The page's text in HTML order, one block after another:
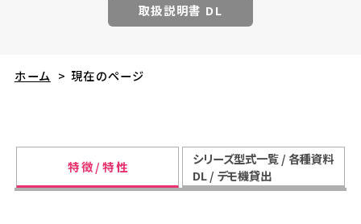
取扱説明書 DL
ホーム > 現在のページ
特 徴 / 特 性
シリーズ型式一覧 / 各種資料
DL / デモ機貸出